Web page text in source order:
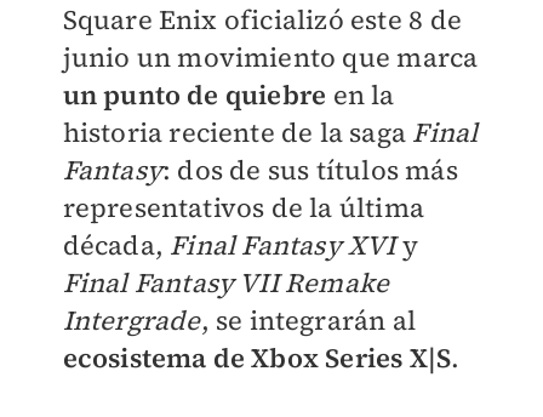
Square Enix oficializó este 8 de
junio un movimiento que marca
un punto de quiebre en la
historia reciente de la saga Final
Fantasy: dos de sus títulos más
representativos de la última
década, Final Fantasy XVIy
Final Fantasy VII Remake
Intergrade, se integrarán al
ecosistema de Xbox Series X|S.